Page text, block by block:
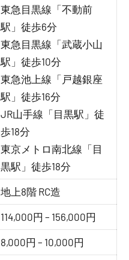
東急目黒線「不動前
駅」徒歩6分
東急目黒線「武蔵小山
駅」徒歩10分
東急池上線「戸越銀座
駅」徒歩16分
JR山手線「目黒駅」徒
歩18分
東京メトロ南北線「目
黒駅」徒歩18分
地上8階 RC造
114,000円 – 156,000円
8,000円 – 10,000円